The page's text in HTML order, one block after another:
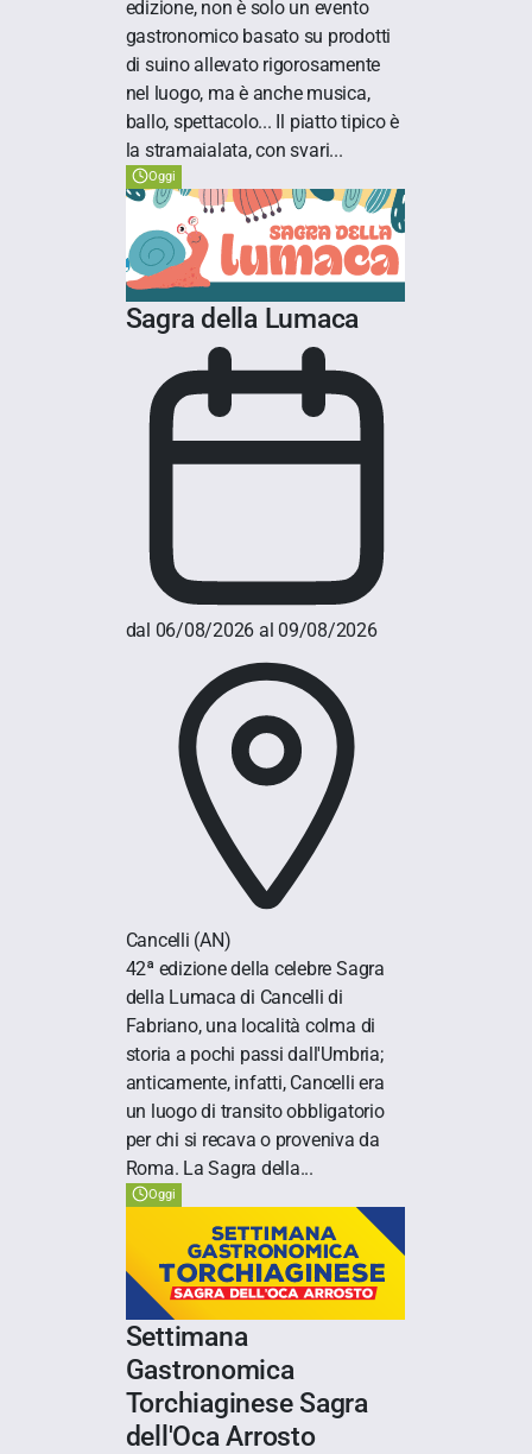
edizione, non è solo un evento
gastronomico basato su prodotti
di suino allevato rigorosamente
nel luogo, ma è anche musica,
ballo, spettacolo... Il piatto tipico è
la stramaialata, con svari...
Oggi
Sagra della Lumaca
dal 06/08/2026 al 09/08/2026
Cancelli (AN)
42ª edizione della celebre Sagra
della Lumaca di Cancelli di
Fabriano, una località colma di
storia a pochi passi dall'Umbria;
anticamente, infatti, Cancelli era
un luogo di transito obbligatorio
per chi si recava o proveniva da
Roma. La Sagra della...
Oggi
Settimana
Gastronomica
Torchiaginese Sagra
dell'Oca Arrosto